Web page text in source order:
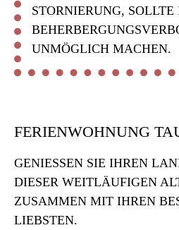
STORNIERUNG, SOLLTE
UNMÖGLICH MACHEN.
FERIENWOHNUNG
GENIESSEN SIE IHREN
IESER WEITLÄUFIGEN
USAMMEN MIT IHREN
IEBSTEN.